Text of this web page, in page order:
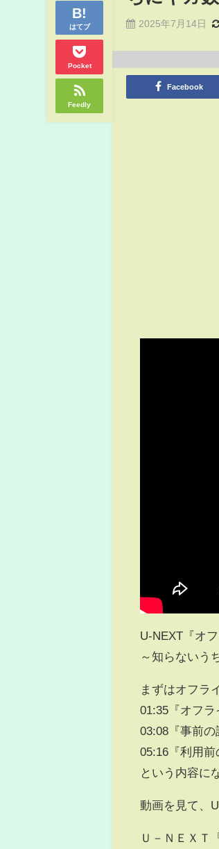
はてブ
Pocket
Feedly
2025年7月14日
Facebook
U-NEXT『オ
～知らないう
まずはオフラ
01:35『オフラ
03:08『事前の
05:16『利用前
という内容に
動画を見て、
Ｕ－ＮＥＸＴ